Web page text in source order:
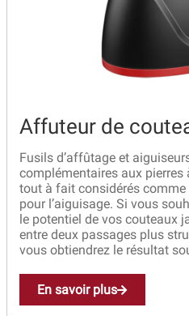
Trouver mon couteau
Trouver mon magasin
Affuteur de
Fusils d’affûtage et
complémentaires aux pierres
tout à fait considérés
pour l’aiguisage. Si vous
le potentiel de vos couteaux
entre deux passages plus
vous obtiendrez le résultat
En savoir plus